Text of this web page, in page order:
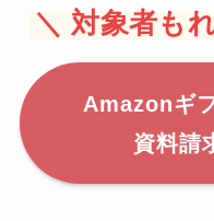
＼ 対象者も
Amazonギ
資料請